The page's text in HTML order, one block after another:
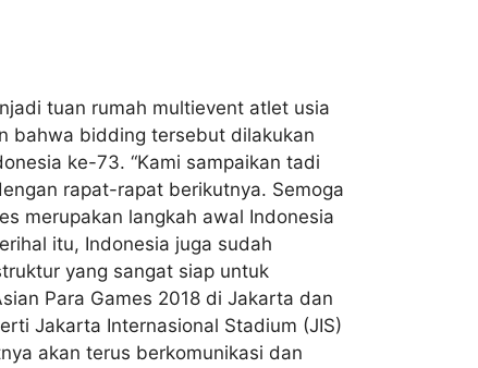
tuan rumah multievent atlet usia
bahwa bidding tersebut dilakukan
ke-73. “Kami sampaikan tadi
rapat-rapat berikutnya. Semoga
merupakan langkah awal Indonesia
itu, Indonesia juga sudah
yang sangat siap untuk
Para Games 2018 di Jakarta dan
Jakarta Internasional Stadium (JIS)
akan terus berkomunikasi dan